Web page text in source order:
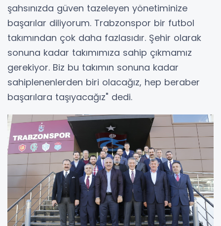
şahsınızda güven tazeleyen yönetiminize
başarılar diliyorum. Trabzonspor bir futbol
takımından çok daha fazlasıdır. Şehir olarak
sonuna kadar takımımıza sahip çıkmamız
gerekiyor. Biz bu takımın sonuna kadar
sahiplenenlerden biri olacağız, hep beraber
başarılara taşıyacağız" dedi.